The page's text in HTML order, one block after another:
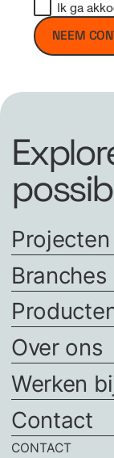
Ik ga
NEEM
Projecten
Branches
Over ons
Werken
Contact
CONTACT